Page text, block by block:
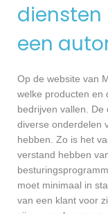
diensten
een
Op de website van
welke producten en
bedrijven vallen.
diverse onderdelen
hebben. Zo is het
verstand hebben
moet minimaal in
van een klant voor